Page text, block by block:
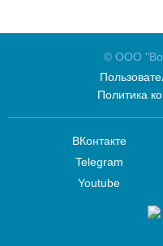
© ООО
Политика
ВКонтакте
Telegram
Youtube